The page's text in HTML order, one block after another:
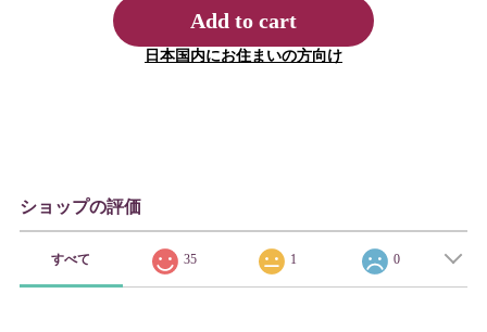
Add to cart
日本国内にお住まいの方向け
ショップの評価
すべて 35 1 0